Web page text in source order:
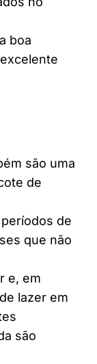
boa
são uma
de
de
que não
e, em
lazer em
são